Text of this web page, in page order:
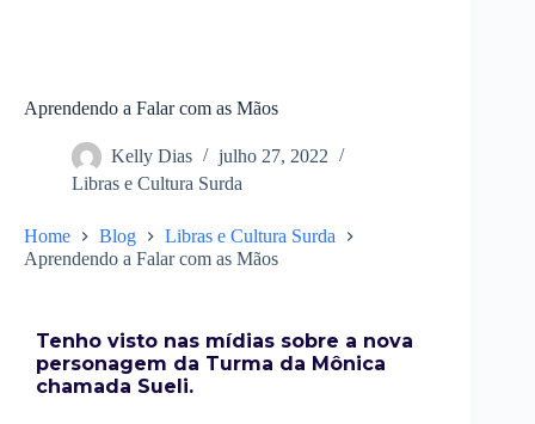
Aprendendo a Falar com as Mãos
Kelly Dias
julho 27, 2022
Libras e Cultura Surda
Home Blog
Libras e Cultura Surda
Aprendendo a Falar com as Mãos
Tenho visto nas mídias sobre a nova
personagem da Turma da Mônica
chamada Sueli.